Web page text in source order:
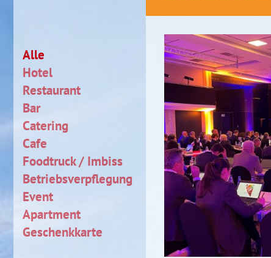
Alle
Hotel
Restaurant
Bar
Catering
Cafe
Foodtruck / Imbiss
Betriebsverpflegung
Event
Apartment
Geschenkkarte